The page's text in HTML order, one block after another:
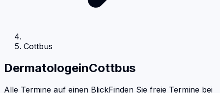
Cottbus
DermatologeinCottbus
Alle Termine auf einen BlickFinden Sie freie Termine bei